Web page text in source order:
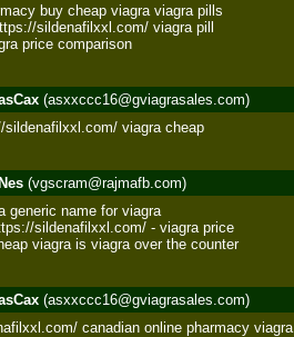
buy cheap viagra viagra pills
sildenafilxxl.com/ viagra pill
price comparison
(asxxccc16@gviagrasales.com)
viagra cheap
(vgscram@rajmafb.com)
generic name for viagra
sildenafilxxl.com/ - viagra price
viagra is viagra over the counter
(asxxccc16@gviagrasales.com)
canadian online pharmacy viagra